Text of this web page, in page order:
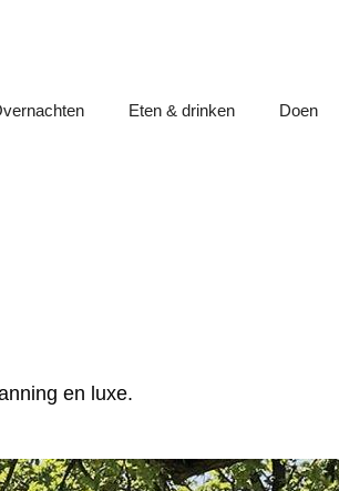
Eten & drinken Doen
en luxe.